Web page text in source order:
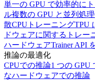
単一の GPU で効率的に
ル複数の GPU と並列処理
散CPUトレーニングTPU
ドウェアに関するトレー
ハードウェアTrainer API
推論の最適化
CPUでの推論1 つの GPU
なハードウェアでの推論